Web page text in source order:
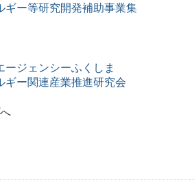
ギー等研究開発補助事業集
ージェンシーふくしま
ギー関連産業推進研究会